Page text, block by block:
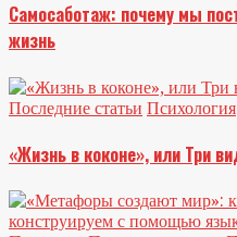
Самосаботаж: почему мы
жизнь
Последние статьи Психология
«Жизнь в коконе», или Три